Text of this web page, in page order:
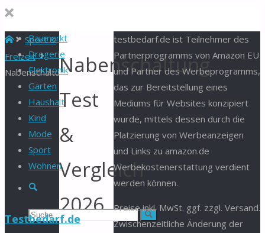
Baumarkt
Drogerie
Elektronik
Garten
Haushalt
Kind
Mode
Sport
Wohnen
Suche
Suchen Suche
Testbedarf.de
StartSport &
Freizeit
NabenschaltungNabenschaltung
Test
&
Vergleich
2026
testbedarf.de ist Teilnehmer des
Partnerprogramms von Amazon EU
und Partner des Werbeprogramms,
das zur Bereitstellung eines
Mediums für Websites konzipiert
wurde, mittels dessen durch die
Platzierung von Werbeanzeigen
und Links zu amazon.de
Werbekostenerstattung verdient
werden können.
Preise inkl. MwSt. ggf. zzgl. Versand.
Zwischenzeitliche Änderung der